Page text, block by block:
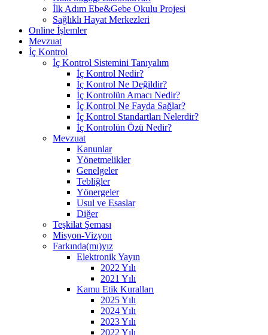
İlk Adım Ebe&Gebe Okulu Projesi
Sağlıklı Hayat Merkezleri
Online İşlemler
Mevzuat
İç Kontrol
İç Kontrol Sistemini Tanıyalım
İç Kontrol Nedir?
İç Kontrol Ne Değildir?
İç Kontrolün Amacı Nedir?
İç Kontrol Ne Fayda Sağlar?
İç Kontrol Standartları Nelerdir?
İç Kontrolün Özü Nedir?
Mevzuat
Kanunlar
Yönetmelikler
Genelgeler
Tebliğler
Yönergeler
Usul ve Esaslar
Diğer
Teşkilat Şeması
Misyon-Vizyon
Farkında(mı)yız
Elektronik Yayın
2022 Yılı
2021 Yılı
Kamu Etik Kuralları
2025 Yılı
2024 Yılı
2023 Yılı
2022 Yılı